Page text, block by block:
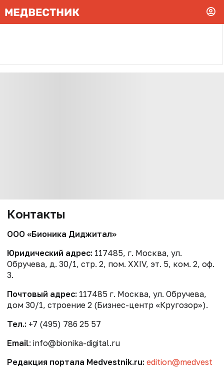
Контакты
ООО «Бионика Диджитал»
Юридический адрес: 117485, г. Москва, ул.
Обручева, д. 30/1, стр. 2, пом. XXIV, эт. 5, ком. 2, оф.
3.
Почтовый адрес: 117485 г. Москва, ул. Обручева,
дом 30/1, строение 2 (Бизнес-центр «Кругозор»).
Тел.: +7 (495) 786 25 57
Email: info@bionika-digital.ru
Редакция портала Medvestnik.ru: edition@medvest